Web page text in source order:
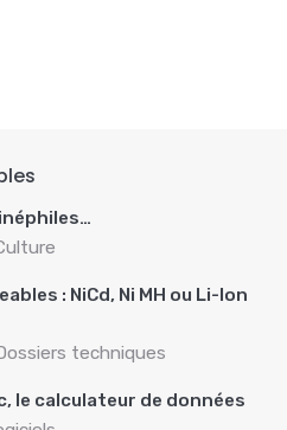
: NiCd, Ni MH ou Li-Ion
techniques
le calculateur de données